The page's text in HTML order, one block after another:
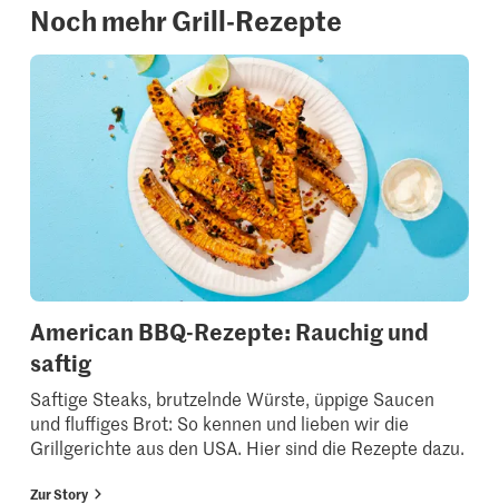
Noch mehr Grill-Rezepte
American BBQ-Rezepte: Rauchig und
saftig
Saftige Steaks, brutzelnde Würste, üppige Saucen
und fluffiges Brot: So kennen und lieben wir die
Grillgerichte aus den USA. Hier sind die Rezepte dazu.
Zur Story